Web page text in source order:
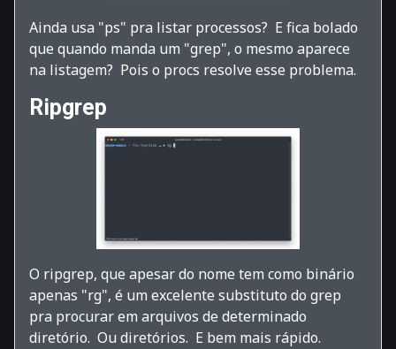
Ainda usa "ps" pra listar processos? E fica bolado
que quando manda um "grep", o mesmo aparece
na listagem? Pois o procs resolve esse problema.
Ripgrep
O ripgrep, que apesar do nome tem como binário
apenas "rg", é um excelente substituto do grep
pra procurar em arquivos de determinado
diretório. Ou diretórios. E bem mais rápido.